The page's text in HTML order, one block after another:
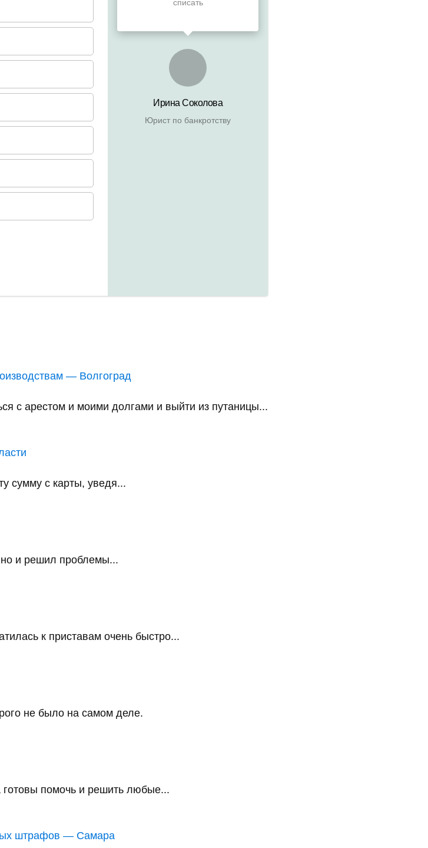
— Волгоград
с арестом и моими долгами и выйти из путаницы...
сумму с карты, уведя...
но и решил проблемы...
к приставам очень быстро...
не было на самом деле.
помочь и решить любые...
штрафов — Самара